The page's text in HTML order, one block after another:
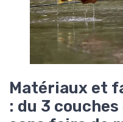
Matériaux et
: du 3